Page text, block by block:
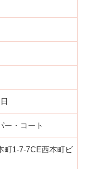
ー・コート
町1-7-7CE西本町ビ